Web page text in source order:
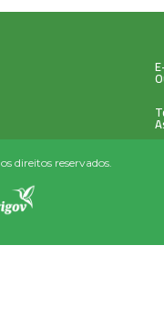
direitos reservados.